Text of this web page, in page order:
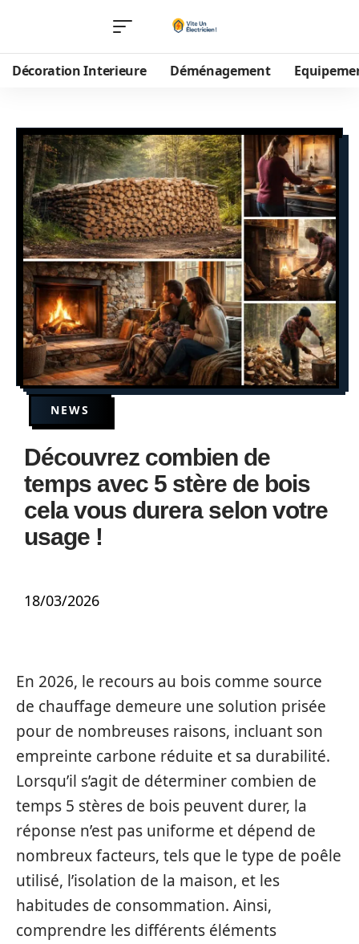
Décoration Interieure Déménagement
NEWS
Découvrez combien de
temps avec 5 stère de bois
cela vous durera selon votre
usage !
18/03/2026
En 2026, le recours au bois comme source
de chauffage demeure une solution prisée
pour de nombreuses raisons, incluant son
empreinte carbone réduite et sa durabilité.
Lorsqu’il s’agit de déterminer combien de
temps 5 stères de bois peuvent durer, la
réponse n’est pas uniforme et dépend de
nombreux facteurs, tels que le type de poêle
utilisé, l’isolation de la maison, et les
habitudes de consommation. Ainsi,
comprendre les différents éléments